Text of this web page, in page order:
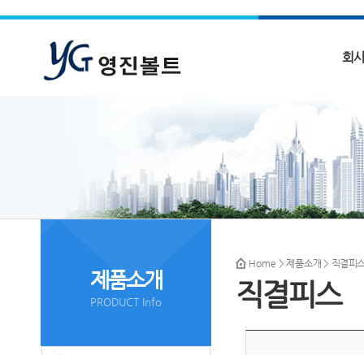
회
제품소개
PRODUCT Info
Home > 제품소개 > 직결피
직결피스